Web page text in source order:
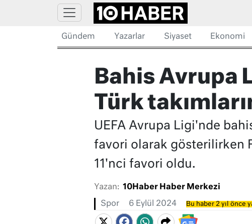
Gündem Yazarlar Siyaset Ekonomi
Bahis Avrupa
Türk
UEFA Avrupa Ligi'nde
favori olarak gösterilirken
11'nci favori oldu.
Yazan: 10Haber Haber Merkezi
Spor 6 Eylül 2024 Bu haber 2 yıl önce